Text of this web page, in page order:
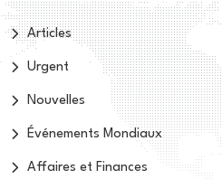
Articles
Urgent
Nouvelles
Événements Mondiaux
Affaires et Finances